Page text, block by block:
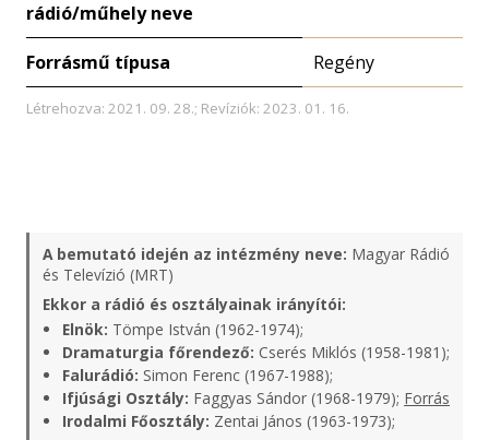
rádió/műhely neve
Forrásmű típusa Regény
Létrehozva: 2021. 09. 28.; Revíziók: 2023. 01. 16.
A bemutató idején az intézmény neve: Magyar Rádió
és Televízió (MRT)
Ekkor a rádió és osztályainak irányítói:
Elnök: Tömpe István (1962-1974);
Dramaturgia főrendező: Cserés Miklós (1958-1981);
Falurádió: Simon Ferenc (1967-1988);
Ifjúsági Osztály: Faggyas Sándor (1968-1979); Forrás
Irodalmi Főosztály: Zentai János (1963-1973);